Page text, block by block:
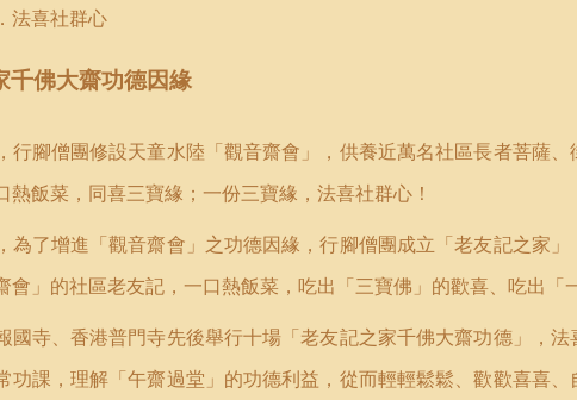
法喜社群心
千佛大齋功德因緣
行腳僧團修設天童水陸「觀音齋會」，供養近萬名社區長者菩薩
熱飯菜，同喜三寶緣；一份三寶緣，法喜社群心！
為了增進「觀音齋會」之功德因緣，行腳僧團成立「老友記之家
會」的社區老友記，一口熱飯菜，吃出「三寶佛」的歡喜、吃出「
國寺、香港普門寺先後舉行十場「老友記之家千佛大齋功德」，
功課，理解「午齋過堂」的功德利益，從而輕輕鬆鬆、歡歡喜喜